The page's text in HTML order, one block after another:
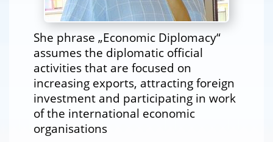
She phrase „Economic Diplomacy“
assumes the diplomatic official
activities that are focused on
increasing exports, attracting foreign
investment and participating in work
of the international economic
organisations